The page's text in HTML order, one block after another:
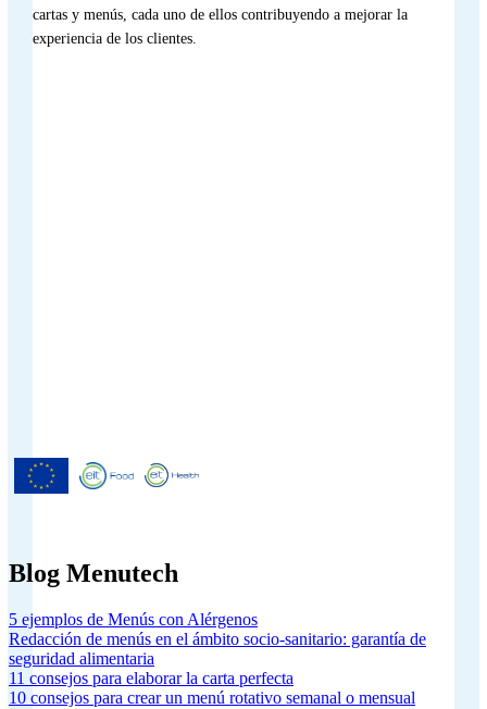
cartas y menús, cada uno de ellos contribuyendo a mejorar la
experiencia de los clientes.
Blog Menutech
5 ejemplos de Menús con Alérgenos
Redacción de menús en el ámbito socio-sanitario: garantía de
seguridad alimentaria
11 consejos para elaborar la carta perfecta
10 consejos para crear un menú rotativo semanal o mensual